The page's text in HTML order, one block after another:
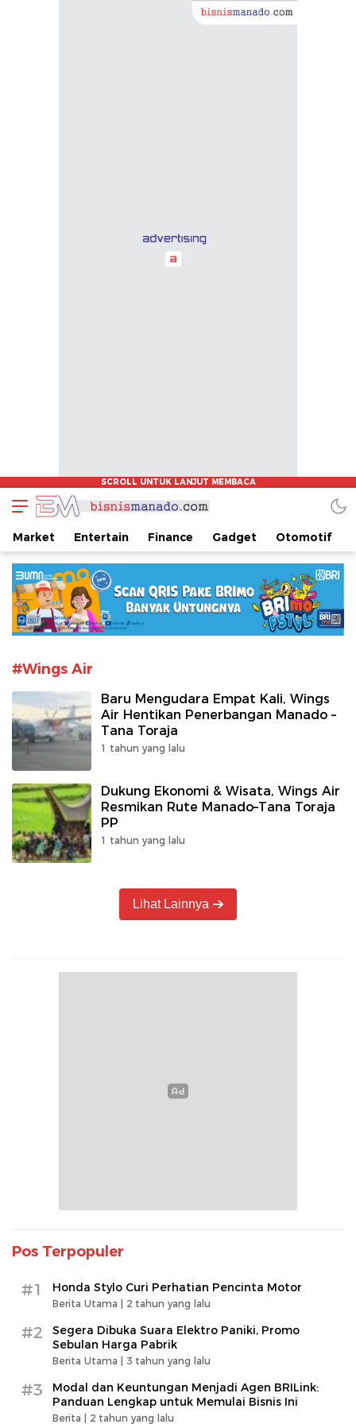
www.bisnismanado.com
Berita Bisnis Sulawesi Utara
Market Entertain Finance Gadget Otomotif
#Wings Air
Baru Mengudara Empat Kali, Wings
Air Hentikan Penerbangan Manado –
Tana Toraja
1 tahun yang lalu
Dukung Ekonomi & Wisata, Wings Air
Resmikan Rute Manado–Tana Toraja
PP
1 tahun yang lalu
Lihat Lainnya
Pos Terpopuler
#1 Honda Stylo Curi Perhatian Pencinta Motor
Berita Utama | 2 tahun yang lalu
#2
Segera Dibuka Suara Elektro Paniki, Promo
Sebulan Harga Pabrik
Berita Utama | 3 tahun yang lalu
#3
Modal dan Keuntungan Menjadi Agen BRILink:
Panduan Lengkap untuk Memulai Bisnis Ini
Berita | 2 tahun yang lalu